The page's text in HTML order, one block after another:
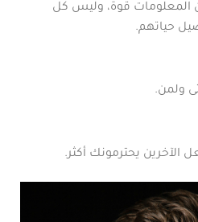
المعلومات قوة، وليس كل
حياتهم.
ولمن.
يحترمونك أكثر.